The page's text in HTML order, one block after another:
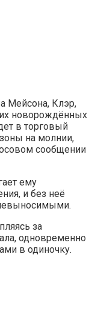
Мейсона, Клэр,
новорождённых
в торговый
на молнии,
сообщении
ему
и без неё
за
одновременно
в одиночку.